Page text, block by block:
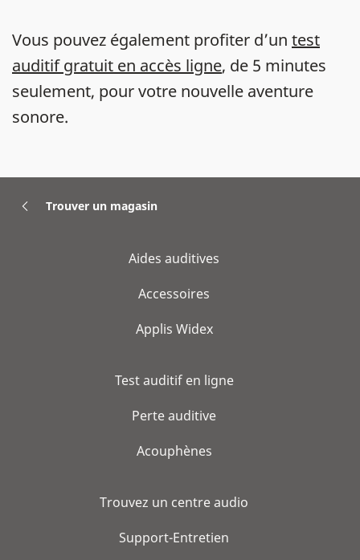
Vous pouvez également profiter d’un test
auditif gratuit en accès ligne, de 5 minutes
seulement, pour votre nouvelle aventure
sonore.
Trouver un magasin
Aides auditives
Accessoires
Applis Widex
Test auditif en ligne
Perte auditive
Acouphènes
Trouvez un centre audio
Support-Entretien